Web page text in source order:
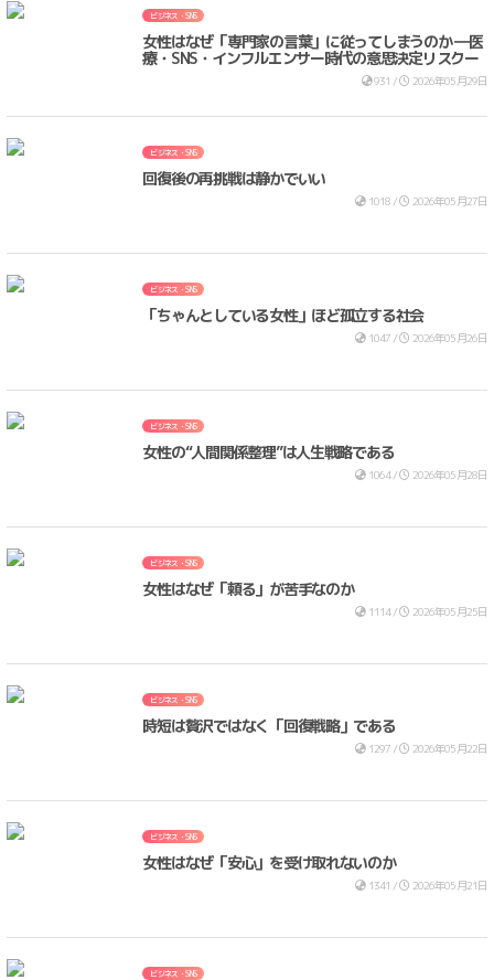
ビジネス・SNS
女性はなぜ「専門家の言葉」に従ってしまうのか ―医
療・SNS・インフルエンサー時代の意思決定リスクー
931 / 2026年05月29日
ビジネス・SNS
回復後の再挑戦は静かでいい
1018 / 2026年05月27日
ビジネス・SNS
「ちゃんとしている女性」ほど孤立する社会
1047 / 2026年05月26日
ビジネス・SNS
女性の“人間関係整理”は人生戦略である
1064 / 2026年05月28日
ビジネス・SNS
女性はなぜ「頼る」が苦手なのか
1114 / 2026年05月25日
ビジネス・SNS
時短は贅沢ではなく「回復戦略」である
1297 / 2026年05月22日
ビジネス・SNS
女性はなぜ「安心」を受け取れないのか
1341 / 2026年05月21日
ビジネス・SNS